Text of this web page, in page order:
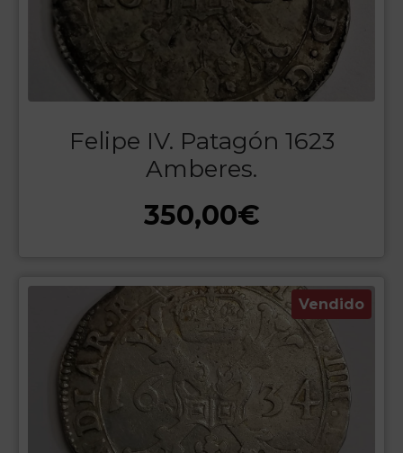
Felipe IV. Patagón 1623
Amberes.
350,00€
Vendido